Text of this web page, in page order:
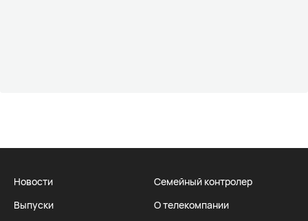
Новости
Выпуски
Семейный контролер
О телекомпании